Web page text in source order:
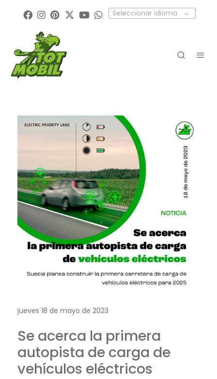
Seleccionar idioma
jueves 18 de mayo de 2023
Se acerca la primera
autopista de carga de
vehículos eléctricos